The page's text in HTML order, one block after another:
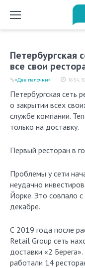
Петербургская
все свои
16:54,
«Две палочки»
Петербургская сеть ресторанов «Две палочки» объявила
о закрытии всех
службе компании.
только на доставку.
Первый ресторан в
Проблемы у сети
неудачно
Йорке. Это совпало
декабре.
С 2019 года после
Retail Group сеть
доставки «2
работали 14